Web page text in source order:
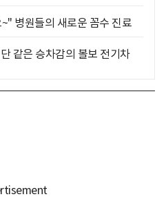
병원들의 새로운 꼼수 진료
같은 승차감의 볼보 전기차